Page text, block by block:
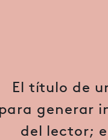
El título de
para generar
del lector;